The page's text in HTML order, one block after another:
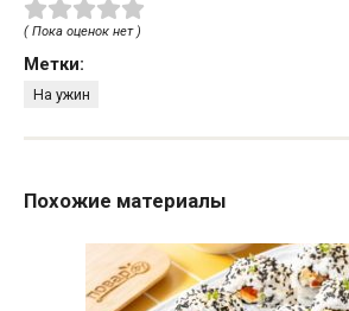
( Пока оценок нет )
Метки:
На ужин
Похожие материалы